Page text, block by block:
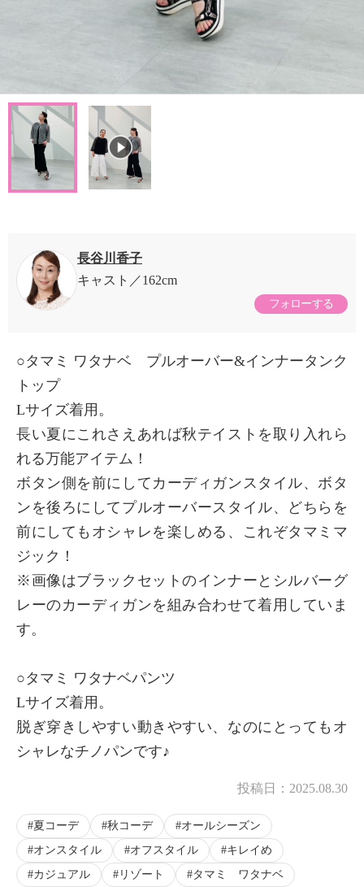
長谷川香子
キャスト
162cm
フォローする
○タマミ ワタナベ プルオーバー&インナータンク
トップ
Lサイズ着用。
長い夏にこれさえあれば秋テイストを取り入れら
れる万能アイテム！
ボタン側を前にしてカーディガンスタイル、ボタ
ンを後ろにしてプルオーバースタイル、どちらを
前にしてもオシャレを楽しめる、これぞタマミマ
ジック！
※画像はブラックセットのインナーとシルバーグ
レーのカーディガンを組み合わせて着用していま
す。
○タマミ ワタナベパンツ
Lサイズ着用。
脱ぎ穿きしやすい動きやすい、なのにとってもオ
シャレなチノパンです♪
投稿日： 2025.08.30
夏コーデ 秋コーデ
オールシーズン
オンスタイル
オフスタイル
キレイめ
カジュアル
リゾート タマミ ワタナベ